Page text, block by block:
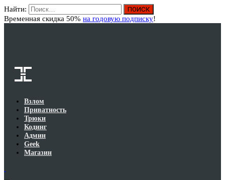
Найти:
Временная скидка 50% на годовую подписку!
Взлом
Приватность
Трюки
Кодинг
Админ
Geek
Магазин